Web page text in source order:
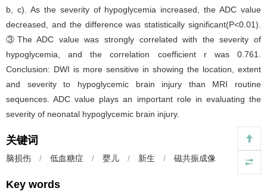
b, c). As the severity of hypoglycemia increased, the ADC value
decreased, and the difference was statistically significant(P<0.01).
③The ADC value was strongly correlated with the severity of
hypoglycemia, and the correlation coefficient r was 0.761.
Conclusion: DWI is more sensitive in showing the location, extent
and severity to hypoglycemic brain injury than MRI routine
sequences. ADC value plays an important role in evaluating the
severity of neonatal hypoglycemic brain injury.
关键词
脑损伤 / 低血糖症 / 婴儿 / 新生 / 磁共振成像
Key words